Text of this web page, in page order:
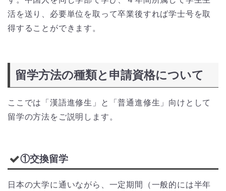
活を送り、必要単位を取って卒業後すれば学士号を取
得することができます。
留学方法の種類と申請資格について
ここでは「漢語進修生」と「普通進修生」向けとして
留学の方法をご説明します。
①交換留学
日本の大学に通いながら、一定期間（一般的には半年